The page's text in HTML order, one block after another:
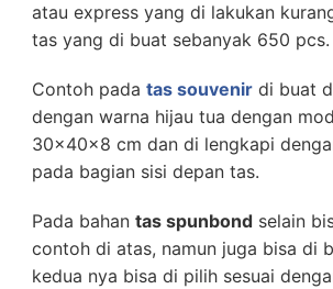
atau express yang di lakukan
tas yang di buat sebanyak 650 pcs.
Contoh pada tas souvenir di buat
dengan warna hijau tua dengan
30x40x8 cm dan di lengkapi
pada bagian sisi depan tas.
Pada bahan tas spunbond selain
contoh di atas, namun juga bisa di
kedua nya bisa di pilih sesuai